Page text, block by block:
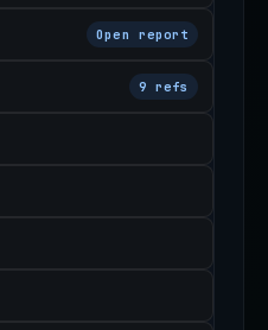
Open report
9 refs